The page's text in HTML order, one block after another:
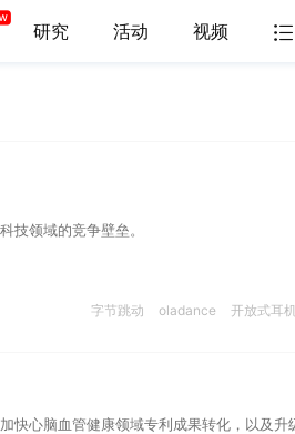
研究 活动 视频
技领域的竞争壁垒。
字节跳动 oladance 开放式耳
快心脑血管健康领域专利成果转化，以及升